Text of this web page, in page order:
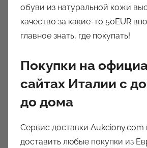
обуви из натуральной кожи
качество за какие-то 50EUR
главное знать, где покупать!
Покупки на
сайтах Италии с
до дома
Сервис доставки
доставить любые покупки из